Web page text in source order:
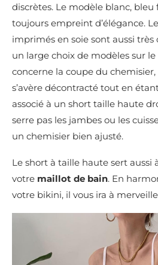
discrètes. Le modèle blanc, bleu
toujours empreint d’élégance.
imprimés en soie sont aussi très
un large choix de modèles sur
concerne la coupe du
s’avère décontracté tout en
associé à un short taille haute
serre pas les jambes ou les
un chemisier bien ajusté.
Le short à taille haute sert aussi
votre maillot de bain. En
votre bikini, il vous ira à